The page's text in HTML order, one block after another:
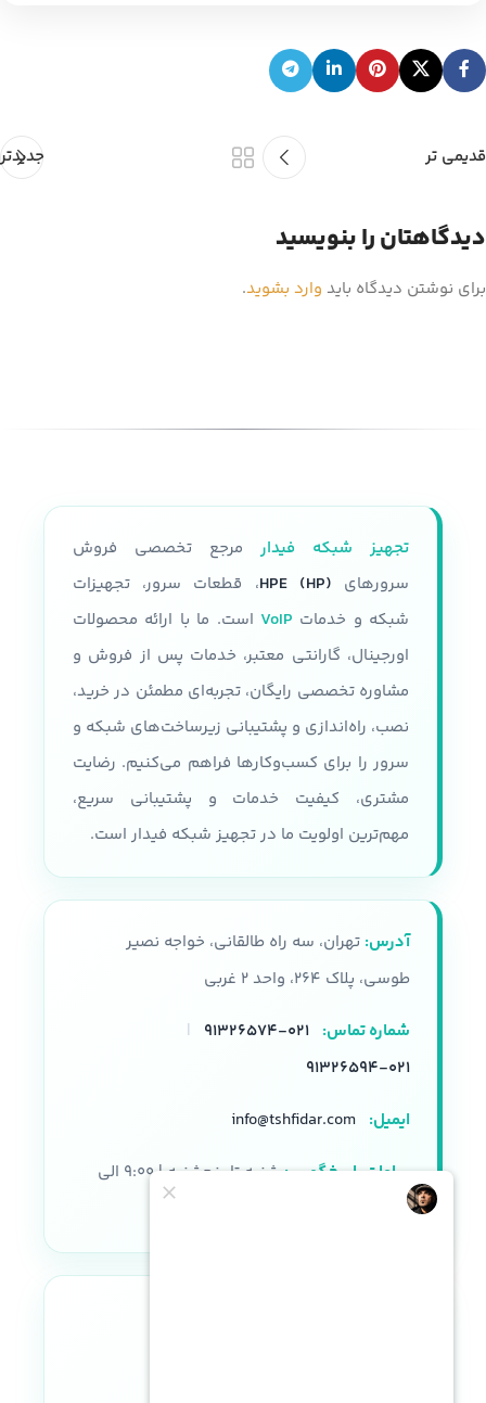
جدیدتر قدیمی تر
دیدگاهتان را بنویسید
برای نوشتن دیدگاه باید وارد بشوید.
تجهیز شبکه فیدار مرجع تخصصی فروش
سرورهای HPE (HP)، قطعات سرور، تجهیزات
شبکه و خدمات VoIP است. ما با ارائه محصولات
اورجینال، گارانتی معتبر، خدمات پس از فروش و
مشاوره تخصصی رایگان، تجربه‌ای مطمئن در خرید،
نصب، راه‌اندازی و پشتیبانی زیرساخت‌های شبکه و
سرور را برای کسب‌وکارها فراهم می‌کنیم. رضایت
مشتری، کیفیت خدمات و پشتیبانی سریع،
مهم‌ترین اولویت ما در تجهیز شبکه فیدار است.
آدرس: تهران، سه راه طالقانی، خواجه نصیر
طوسی، پلاک ۲۶۴، واحد ۲ غربی
شماره تماس: ۰۲۱-۹۱۳۲۶۵۷۴
|
۰۲۱-۹۱۳۲۶۵۹۴
ایمیل: info@tshfidar.com
ساعات پاسخگویی:
شنبه تا پنجشنبه | ۹:۰۰ الی
۱۸:۰۰